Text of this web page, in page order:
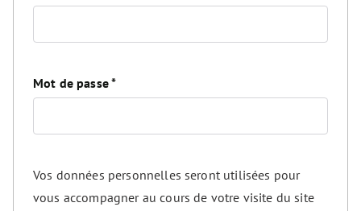
Mot de passe*
Vos données personnelles seront utilisées pour
vous accompagner au cours de votre visite du site